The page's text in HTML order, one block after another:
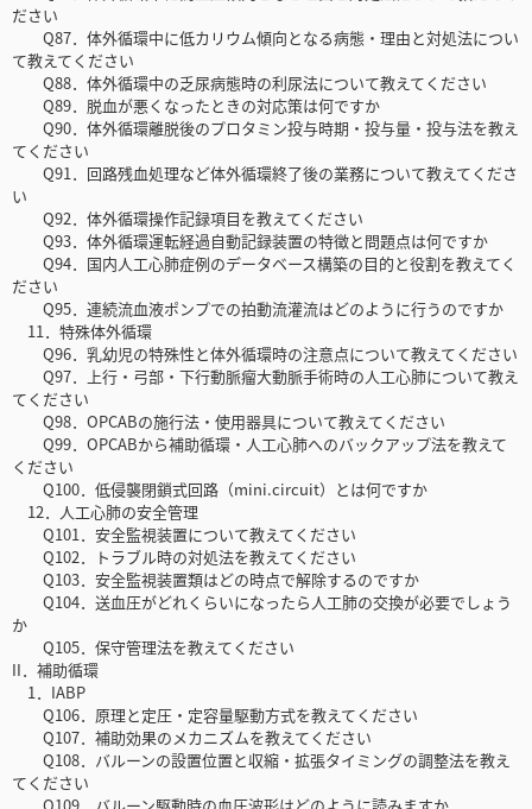
ださい
Q87．体外循環中に低カリウム傾向となる病態・理由と対処法につい
て教えてください
Q88．体外循環中の乏尿病態時の利尿法について教えてください
Q89．脱血が悪くなったときの対応策は何ですか
Q90．体外循環離脱後のプロタミン投与時期・投与量・投与法を教え
てください
Q91．回路残血処理など体外循環終了後の業務について教えてくださ
い
Q92．体外循環操作記録項目を教えてください
Q93．体外循環運転経過自動記録装置の特徴と問題点は何ですか
Q94．国内人工心肺症例のデータベース構築の目的と役割を教えてく
ださい
Q95．連続流血液ポンプでの拍動流灌流はどのように行うのですか
11．特殊体外循環
Q96．乳幼児の特殊性と体外循環時の注意点について教えてください
Q97．上行・弓部・下行動脈瘤大動脈手術時の人工心肺について教え
てください
Q98．OPCABの施行法・使用器具について教えてください
Q99．OPCABから補助循環・人工心肺へのバックアップ法を教えて
ください
Q100．低侵襲閉鎖式回路（mini.circuit）とは何ですか
12．人工心肺の安全管理
Q101．安全監視装置について教えてください
Q102．トラブル時の対処法を教えてください
Q103．安全監視装置類はどの時点で解除するのですか
Q104．送血圧がどれくらいになったら人工肺の交換が必要でしょう
か
Q105．保守管理法を教えてください
II．補助循環
1．IABP
Q106．原理と定圧・定容量駆動方式を教えてください
Q107．補助効果のメカニズムを教えてください
Q108．バルーンの設置位置と収縮・拡張タイミングの調整法を教え
てください